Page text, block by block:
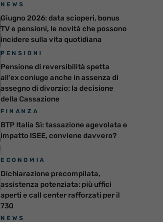
NEWS
Giugno 2026: data scioperi, bonus
TV e pensioni, le novità che possono
incidere sulla vita quotidiana
PENSIONI
Pensione di reversibilità spetta
all’ex coniuge anche in assenza di
assegno di divorzio: la decisione
della Cassazione
FINANZA
BTP Italia Sì: tassazione agevolata e
impatto ISEE, conviene davvero?
ECONOMIA
Dichiarazione precompilata,
assistenza potenziata: più uffici
aperti e call center rafforzati per il
730
NEWS